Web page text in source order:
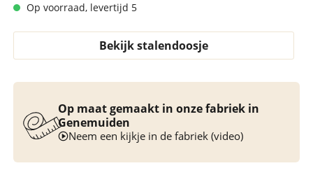
Op voorraad, levertijd 5
Bekijk stalendoosje
Op maat gemaakt in onze fabriek in
Genemuiden
Neem een kijkje in de fabriek (video)